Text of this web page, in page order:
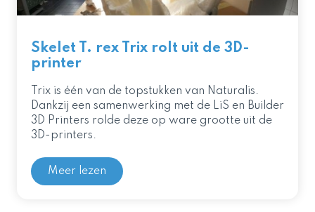
Skelet T. rex Trix rolt uit de 3D-
printer
Trix is één van de topstukken van Naturalis.
Dankzij een samenwerking met de LiS en Builder
3D Printers rolde deze op ware grootte uit de
3D-printers.
Meer lezen